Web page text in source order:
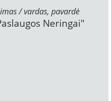
/ vardas, pavardė
Neringai"